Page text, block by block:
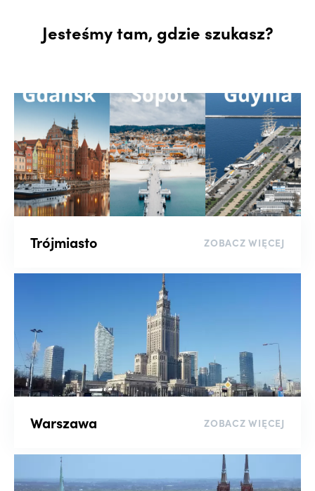
Cena (od-do)
Wyszukaj po numerze oferty
Liczba pokoi
-
Piętro
Kluczowe słowo
Sortuj
Jesteśmy tam, gdzie szukasz?
Trójmiasto ZOBACZ WIĘCEJ
Warszawa ZOBACZ WIĘCEJ